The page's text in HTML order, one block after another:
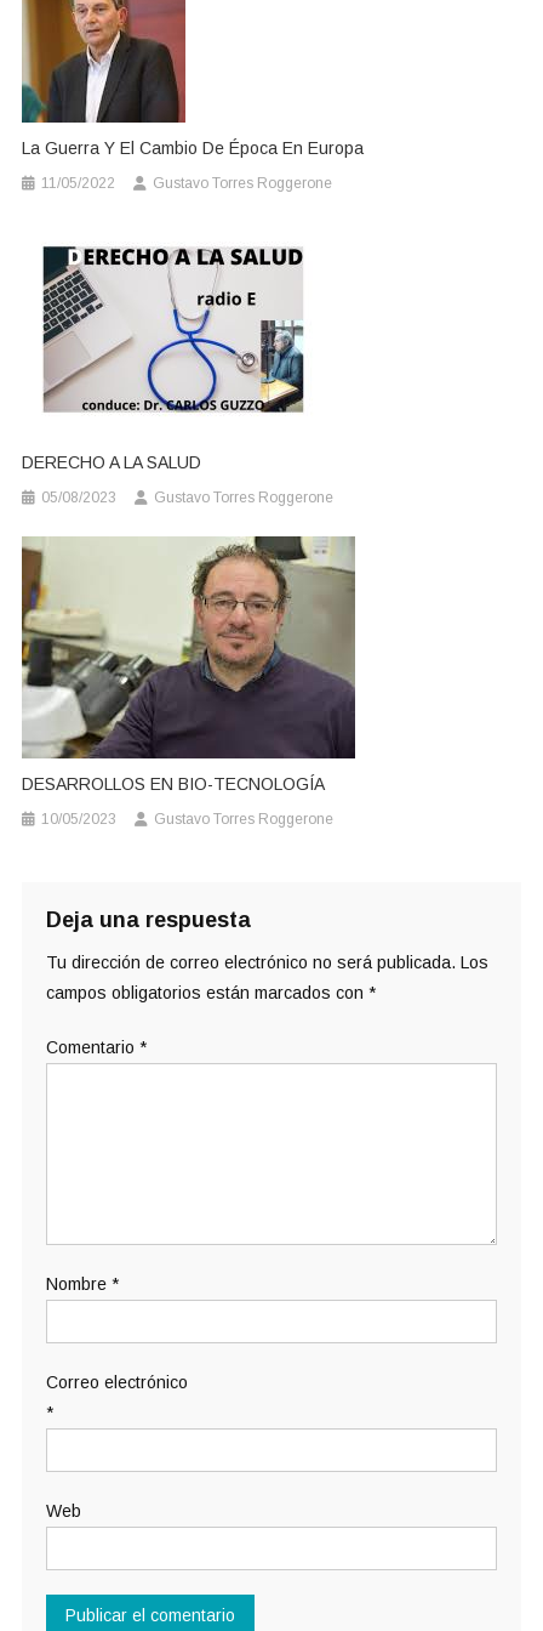
La Guerra Y El Cambio De Época En Europa
11/05/2022 Gustavo Torres Roggerone
DERECHO A LA SALUD
05/08/2023 Gustavo Torres Roggerone
DESARROLLOS EN BIO-TECNOLOGÍA
10/05/2023 Gustavo Torres Roggerone
Deja una respuesta
Tu dirección de correo electrónico no será publicada. Los
campos obligatorios están marcados con *
Comentario *
Nombre *
Correo electrónico
*
Web